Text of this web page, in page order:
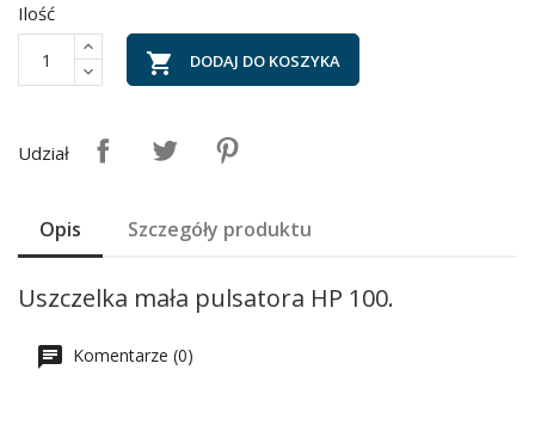
Ilość
 DODAJ DO KOSZYKA
Udział
Opis Szczegóły produktu
Uszczelka mała pulsatora HP 100.
Komentarze (0)